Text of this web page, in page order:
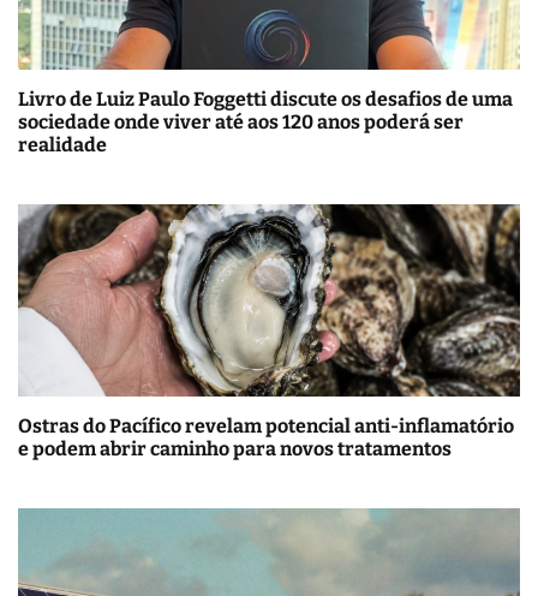
Livro de Luiz Paulo Foggetti discute os desafios de uma
sociedade onde viver até aos 120 anos poderá ser
realidade
Ostras do Pacífico revelam potencial anti-inflamatório
e podem abrir caminho para novos tratamentos